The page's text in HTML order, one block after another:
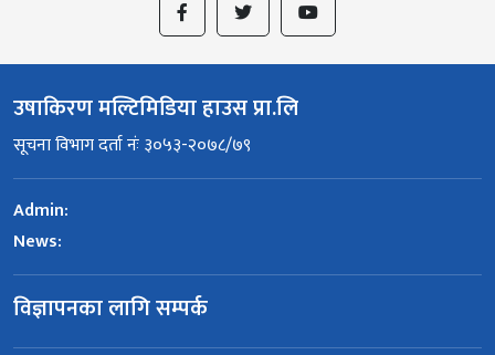
उषाकिरण मल्टिमिडिया हाउस प्रा.लि
सूचना विभाग दर्ता नंः ३०५३-२०७८/७९
Admin:
News:
विज्ञापनका लागि सम्पर्क